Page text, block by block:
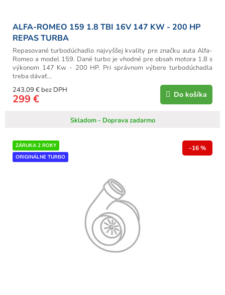
ALFA-ROMEO 159 1.8 TBI 16V 147 KW - 200 HP
REPAS TURBA
Skladom - Doprava zadarmo
243,09 € bez DPH
299 € Do košíka
Repasované turbodúchadlo najvyššej kvality pre značku auta Alfa-
Romeo a model 159. Dané turbo je vhodné pre obsah motora 1.8 s
výkonom 147 Kw - 200 HP. Pri správnom výbere turbodúchadla
treba dávať...
ZÁRUKA 2 ROKY
ORIGINÁLNE TURBO
–16 %